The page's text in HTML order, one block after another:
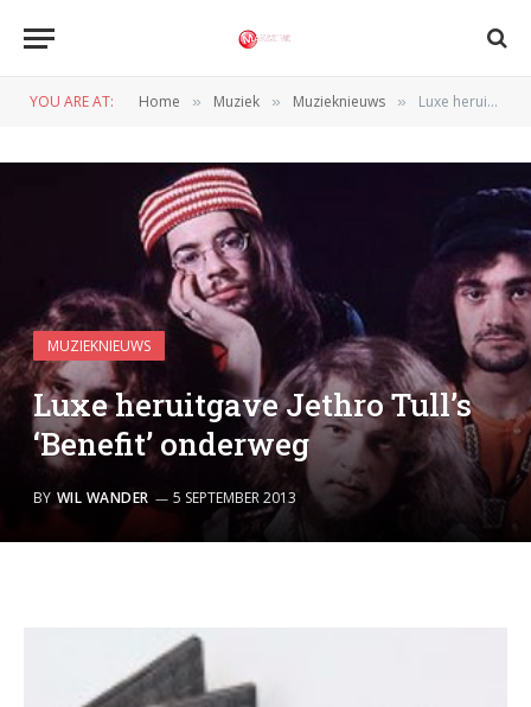
YOU ARE AT: Home » Muziek » Muzieknieuws » Luxe heruitgave Jethro Tull’s ‘Benefit’ onderweg
MUZIEKNIEUWS
Luxe heruitgave Jethro Tull’s
‘Benefit’ onderweg
BY WIL WANDER 5 SEPTEMBER 2013